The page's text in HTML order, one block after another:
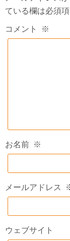
ている欄は必須
コメント ※
お名前 ※
メールアドレス
ウェブサイト